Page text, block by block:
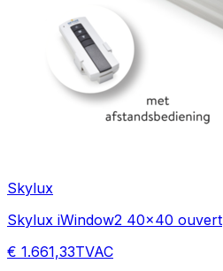
Skylux
Skylux iWindow2 40x40 ouvert
€ 1.661,33TVAC